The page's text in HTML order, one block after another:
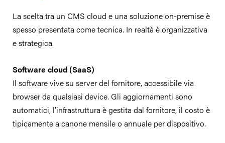
La scelta tra un CMS cloud e una soluzione on-premise è
spesso presentata come tecnica. In realtà è organizzativa
e strategica.
Software cloud (SaaS)
Il software vive su server del fornitore, accessibile via
browser da qualsiasi device. Gli aggiornamenti sono
automatici, l’infrastruttura è gestita dal fornitore, il costo è
tipicamente a canone mensile o annuale per dispositivo.